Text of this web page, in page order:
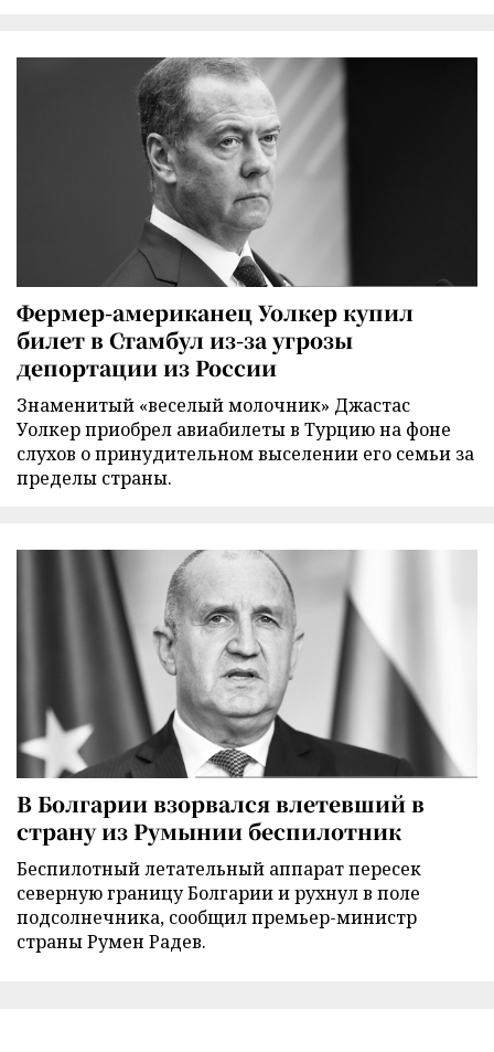
Фермер-американец Уолкер купил
билет в Стамбул из-за угрозы
депортации из России
Знаменитый «веселый молочник» Джастас
Уолкер приобрел авиабилеты в Турцию на фоне
слухов о принудительном выселении его семьи за
пределы страны.
В Болгарии взорвался влетевший в
страну из Румынии беспилотник
Беспилотный летательный аппарат пересек
северную границу Болгарии и рухнул в поле
подсолнечника, сообщил премьер-министр
страны Румен Радев.